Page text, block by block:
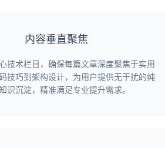
内容垂直聚焦
技术栏目，确保每篇文章深度聚焦于实用
技巧到架构设计，为用户提供无干扰的纯
识沉淀，精准满足专业提升需求。